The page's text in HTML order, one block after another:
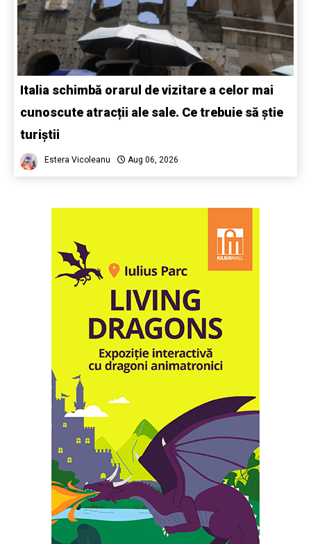
Italia schimbă orarul de vizitare a celor mai
cunoscute atracții ale sale. Ce trebuie să știe
turiștii
Estera Vicoleanu Aug 06, 2026